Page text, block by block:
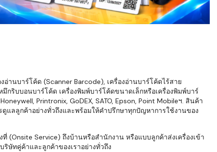
านบาร์โค้ด (Scanner Barcode), เครื่องอ่านบาร์โค้ดไร้สาย
กริบบอนบาร์โค้ด เครื่องพิมพ์บาร์โค้ดขนาดเล็กหรือเครื่องพิมพ์บาร์
Printronix, GoDEX, SATO, Epson, Point Mobileฯ. สินค้า
แลลูกค้าอย่างทั่วถึงและพร้อมให้คำปรึกษาทุกปัญหาการใช้งานของ
(Onsite Service) ถึงบ้านหรือสำนักงาน หรือแบบลูกค้าส่งเครื่องเข้า
ษัทคู่ค้าและลูกค้าของเราอย่างทั่วถึง